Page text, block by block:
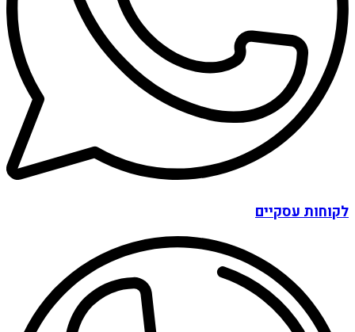
לקוחות עסקיים